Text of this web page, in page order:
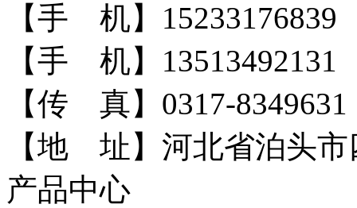
【手 机】15233176839
【手 机】13513492131
【传 真】0317-8349631
【地 址】河北省泊头市
产品中心